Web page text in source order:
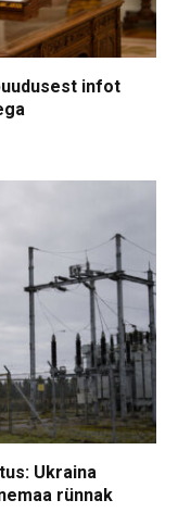
infot
Ukraina
rünnak